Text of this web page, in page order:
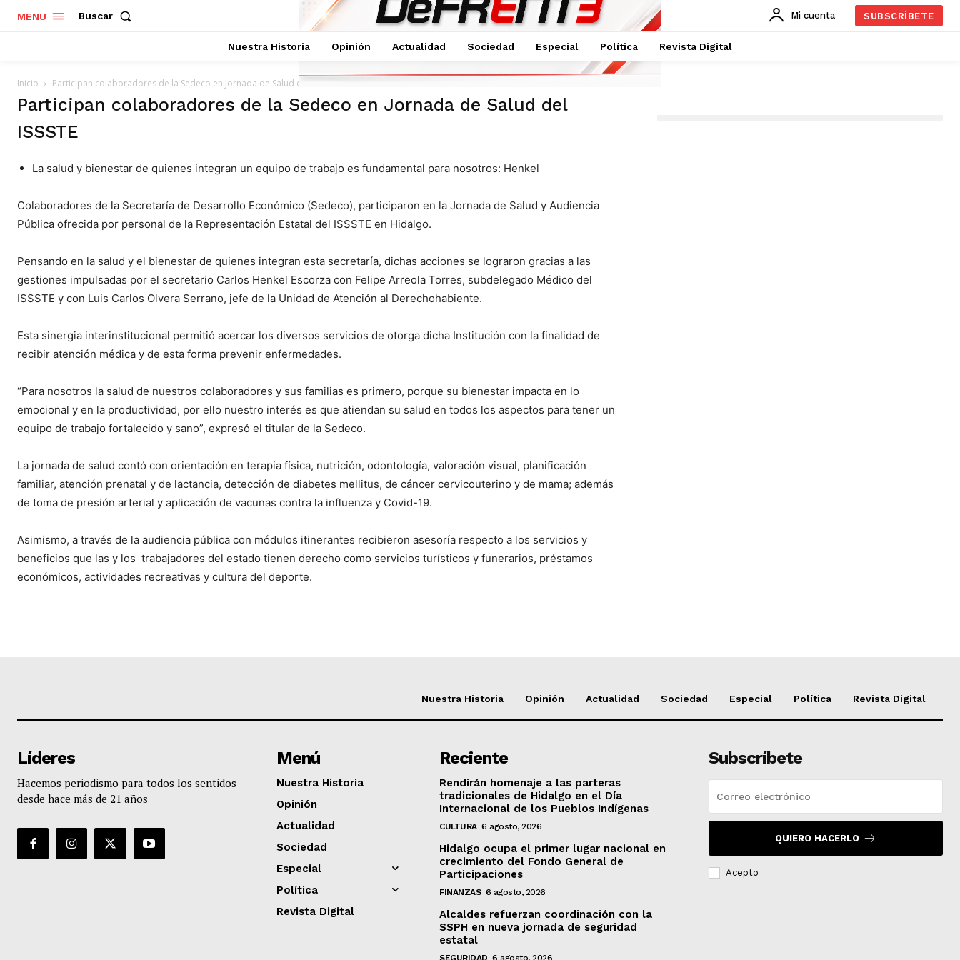
MENU Buscar Mi cuenta SUBSCRÍBETE
Nuestra Historia Opinión Actualidad Sociedad Especial Política Revista Digital
Inicio Participan colaboradores de la Sedeco en Jornada de Salud del ISSSTE
Participan colaboradores de la Sedeco en Jornada de Salud del
ISSSTE
La salud y bienestar de quienes integran un equipo de trabajo es fundamental para nosotros: Henkel
Colaboradores de la Secretaría de Desarrollo Económico (Sedeco), participaron en la Jornada de Salud y Audiencia
Pública ofrecida por personal de la Representación Estatal del ISSSTE en Hidalgo.
Pensando en la salud y el bienestar de quienes integran esta secretaría, dichas acciones se lograron gracias a las
gestiones impulsadas por el secretario Carlos Henkel Escorza con Felipe Arreola Torres, subdelegado Médico del
ISSSTE y con Luis Carlos Olvera Serrano, jefe de la Unidad de Atención al Derechohabiente.
Esta sinergia interinstitucional permitió acercar los diversos servicios de otorga dicha Institución con la finalidad de
recibir atención médica y de esta forma prevenir enfermedades.
“Para nosotros la salud de nuestros colaboradores y sus familias es primero, porque su bienestar impacta en lo
emocional y en la productividad, por ello nuestro interés es que atiendan su salud en todos los aspectos para tener un
equipo de trabajo fortalecido y sano”, expresó el titular de la Sedeco.
La jornada de salud contó con orientación en terapia física, nutrición, odontología, valoración visual, planificación
familiar, atención prenatal y de lactancia, detección de diabetes mellitus, de cáncer cervicouterino y de mama; además
de toma de presión arterial y aplicación de vacunas contra la influenza y Covid-19.
Asimismo, a través de la audiencia pública con módulos itinerantes recibieron asesoría respecto a los servicios y
beneficios que las y los trabajadores del estado tienen derecho como servicios turísticos y funerarios, préstamos
económicos, actividades recreativas y cultura del deporte.
Nuestra Historia Opinión Actualidad Sociedad Especial Política Revista Digital
Líderes
Hacemos periodismo para todos los sentidos
desde hace más de 21 años
Menú
Nuestra Historia
Opinión
Actualidad
Sociedad
Especial
Política
Revista Digital
Reciente
Rendirán homenaje a las parteras
tradicionales de Hidalgo en el Día
Internacional de los Pueblos Indígenas
CULTURA 6 agosto, 2026
Hidalgo ocupa el primer lugar nacional en
crecimiento del Fondo General de
Participaciones
FINANZAS 6 agosto, 2026
Alcaldes refuerzan coordinación con la
SSPH en nueva jornada de seguridad
estatal
SEGURIDAD 6 agosto, 2026
Subscríbete
QUIERO HACERLO
Acepto